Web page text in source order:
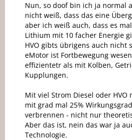
Nun, so doof bin ich ja normal
nicht weiß, dass das eine
aber ich weiß auch, dass es
Lithium mit 10 facher Energie
HVO gibts übrigens auch nicht
eMotor ist Fortbewegung
effizientetr als mit Kolben,
Kupplungen.
Mit viel Strom Diesel oder
mit grad mal 25%
verbrennen - nicht nur
Aber das ist, nein das war ja
Technologie.